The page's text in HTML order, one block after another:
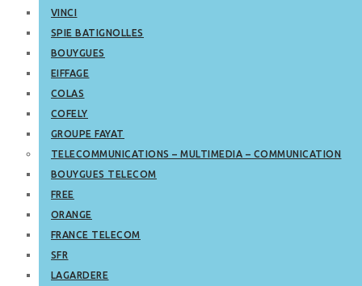
VINCI
SPIE BATIGNOLLES
BOUYGUES
EIFFAGE
COLAS
COFELY
GROUPE FAYAT
TELECOMMUNICATIONS – MULTIMEDIA – COMMUNICATION
BOUYGUES TELECOM
FREE
ORANGE
FRANCE TELECOM
SFR
LAGARDERE